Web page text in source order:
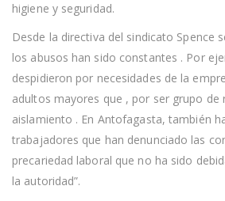
higiene y seguridad.
Desde la directiva del sindicato Spence
los abusos han sido constantes . Por
despidieron por necesidades de la
adultos mayores que , por ser grupo
aislamiento . En Antofagasta, también
trabajadores que han denunciado las
precariedad laboral que no ha sido
la autoridad”.